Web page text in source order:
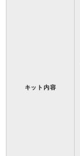
キット内容